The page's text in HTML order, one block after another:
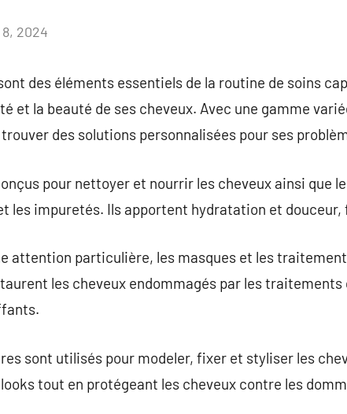
2024
des éléments essentiels de la routine de soins
et la beauté de ses cheveux. Avec une gamme
des solutions personnalisées pour ses
pour nettoyer et nourrir les cheveux ainsi que
les impuretés. Ils apportent hydratation et
attention particulière, les masques et les
les cheveux endommagés par les
sont utilisés pour modeler, fixer et styliser les
tout en protégeant les cheveux contre les